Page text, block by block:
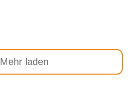
Mehr laden